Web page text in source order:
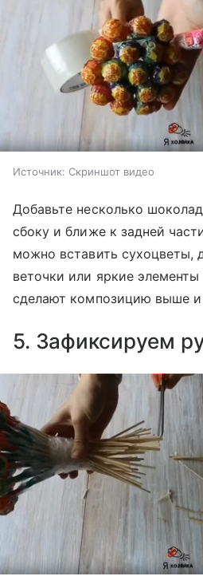
Источник: Скриншот видео
Добавьте несколько
сбоку и ближе к задней
можно вставить сухоцветы,
веточки или яркие
сделают композицию выше и
5. Зафиксируем